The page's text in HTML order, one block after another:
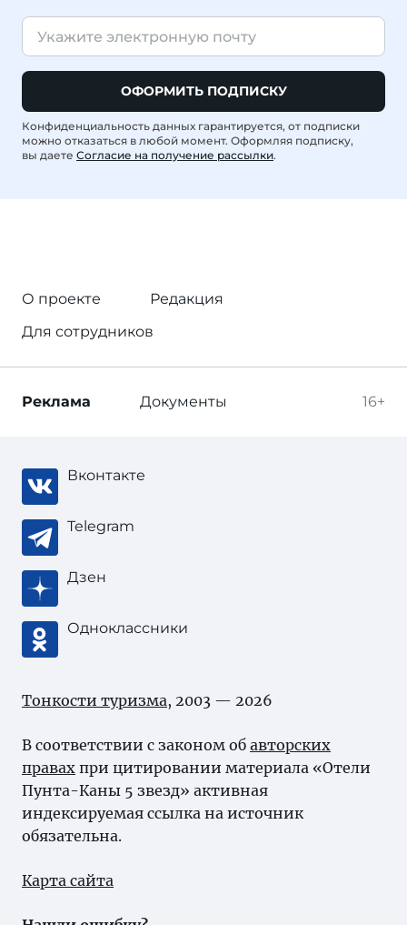
ОФОРМИТЬ ПОДПИСКУ
Конфиденциальность данных гарантируется, от подписки
можно отказаться в любой момент. Оформляя подписку,
вы даете Согласие на получение рассылки.
О проекте
Редакция
Для сотрудников
16+
Реклама Документы
Вконтакте
Telegram
Дзен
Одноклассники
Тонкости туризма, 2003 — 2026
В соответствии с законом об авторских
правах при цитировании материала «Отели
Пунта-Каны 5 звезд» активная
индексируемая ссылка на источник
обязательна.
Карта сайта